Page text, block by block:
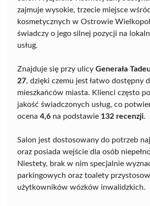
zajmuje wysokie, trzecie miejsce
kosmetycznych w Ostrowie
świadczy o jego silnej pozycji na
usług.
Znajduje się przy ulicy Generała
27, dzięki czemu jest łatwo dostępny
mieszkańców miasta. Klienci często
jakość świadczonych usług, co
ocena 4,6 na podstawie 132 recenzji.
Salon jest dostosowany do potrzeb
oraz posiada wejście dla osób
Niestety, brak w nim specjalnie
parkingowych oraz toalety
użytkowników wózków inwalidzkich.